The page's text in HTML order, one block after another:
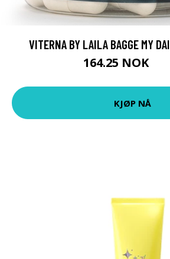
VITERNA BY LAILA BAGGE MY
164.25 NOK
KJØP NÅ